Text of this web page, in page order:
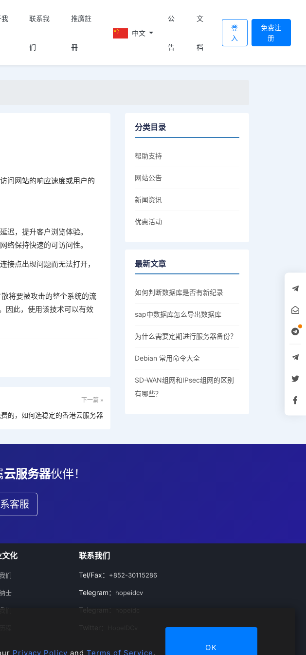
我 联系我
们
推廣註
冊
中文
公
告
文
档
登
入
免费注
册
问网站的响应速度或用户的
迟，提升客户浏览体验。
络保持快速的可访问性。
接点出现问题而无法打开，
将要被攻击的整个系统的流
因此，使用该技术可以有效
下一篇 »
的，如何选稳定的香港云服务器
分类目录
帮助支持
网站公告
新闻资讯
优惠活动
最新文章
如何判断数据库是否有新纪录
sap中数据库怎么导出数据库
为什么需要定期进行服务器备份？
Debian 常用命令大全
SD-WAN组网和IPsec组网的区别
有哪些？
云服务器伙伴！
客服
文化
们
士
们
联系我们
Tel/Fax： +852-30115286
Telegram： hopeidcv
Telegram：
Privacy Policy and Terms of Service.
OK